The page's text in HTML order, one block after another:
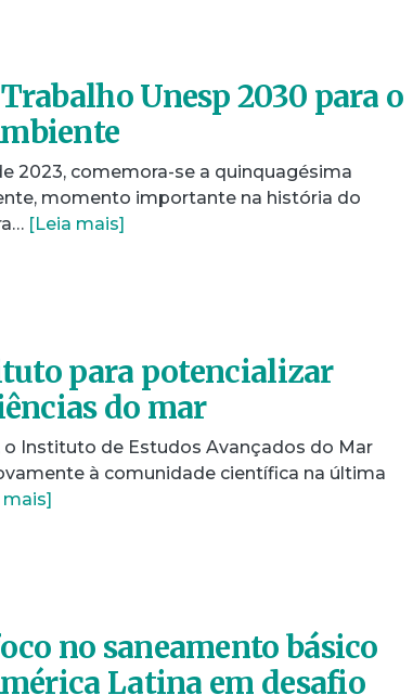
Unesp 2030 para o
2023, comemora-se a quinquagésima
momento importante na história do
[Leia mais]
para potencializar
do mar
o Instituto de Estudos Avançados do Mar
à comunidade científica na última
mais]
no saneamento básico
Latina em desafio